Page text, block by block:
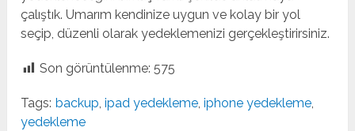
çalıştık. Umarım kendinize uygun ve kolay bir yol
seçip, düzenli olarak yedeklemenizi gerçekleştirirsiniz.
Son görüntülenme: 575
Tags: backup,ipad yedekleme,iphone yedekleme,
yedekleme